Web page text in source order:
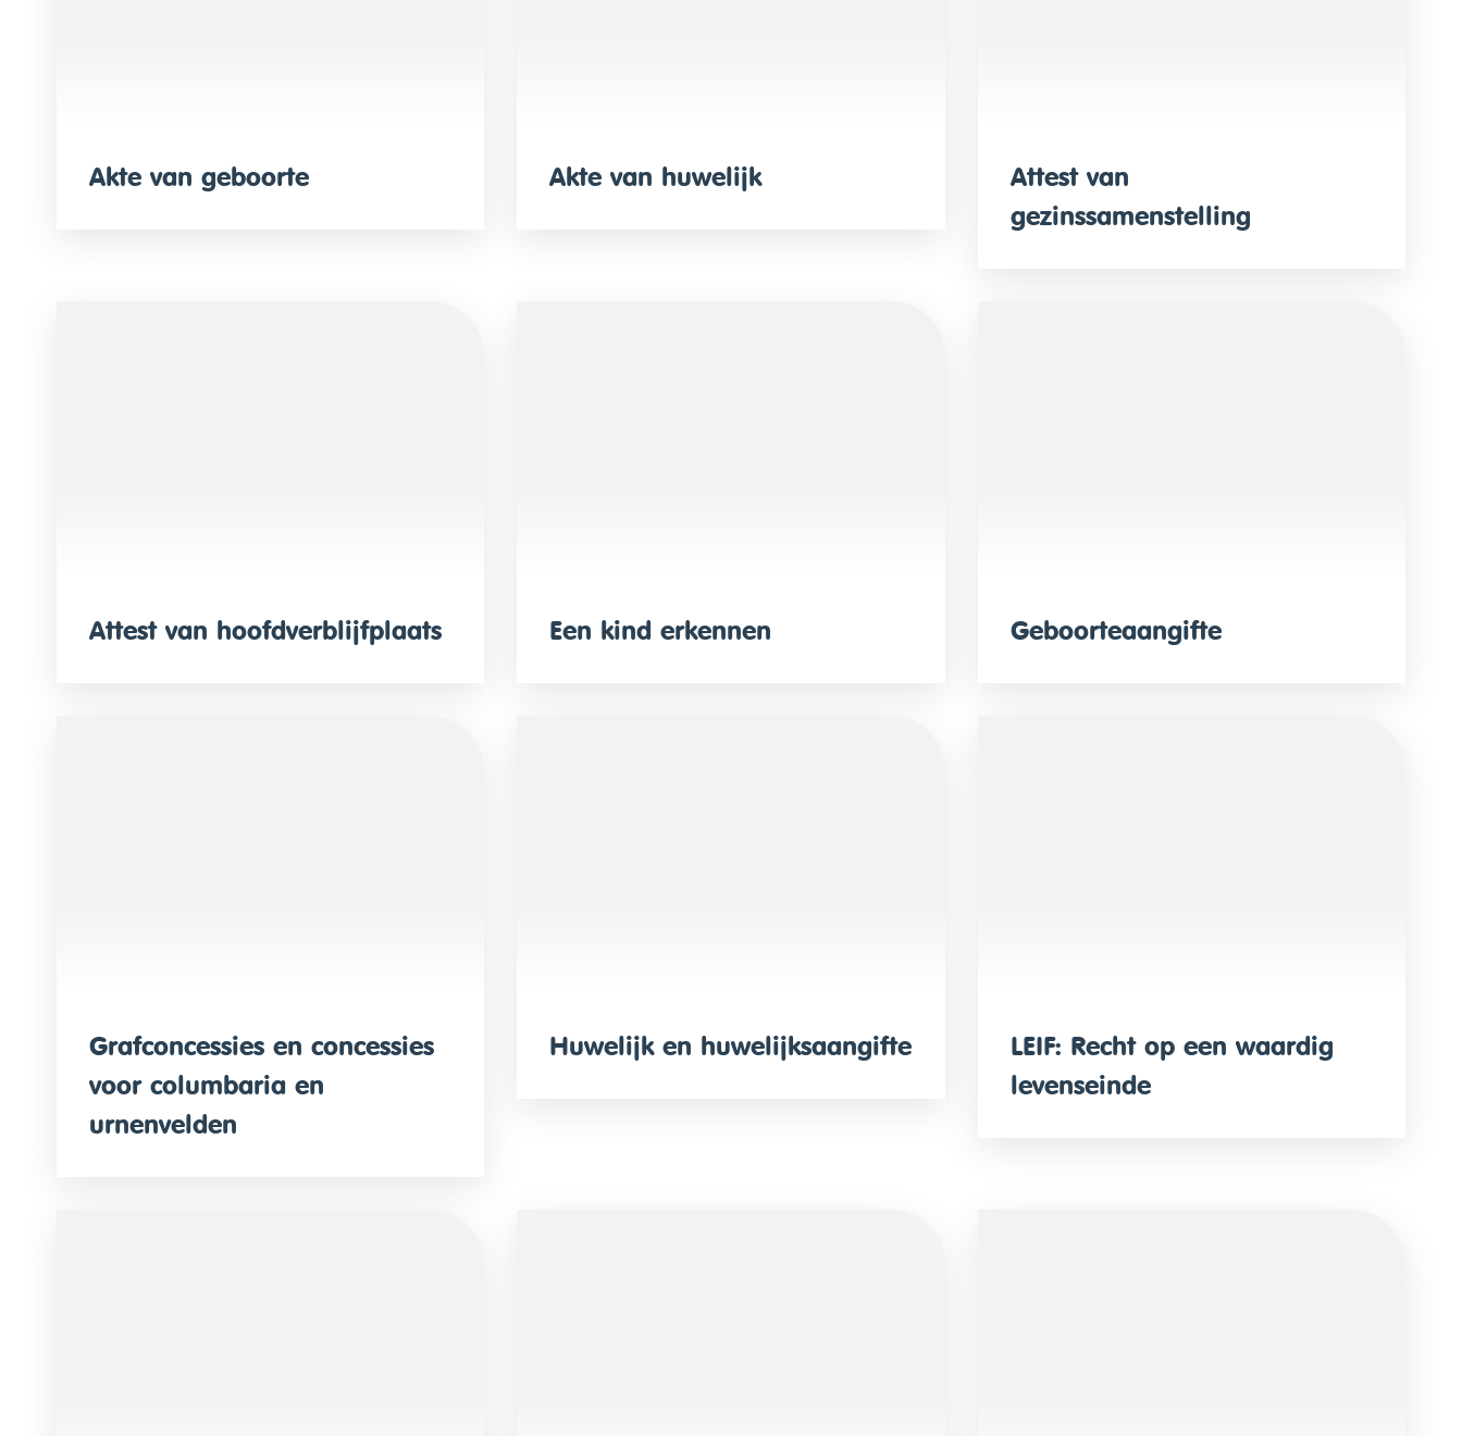
Akte van geboorte Akte van huwelijk
Attest van
gezinssamenstelling
Attest van hoofdverblijfplaats Een kind erkennen Geboorteaangifte
Grafconcessies en concessies
voor columbaria en
urnenvelden
Huwelijk en huwelijksaangifte
LEIF: Recht op een waardig
levenseinde